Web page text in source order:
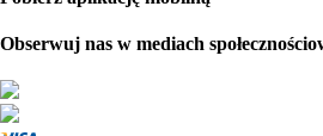
Obserwuj nas w mediach